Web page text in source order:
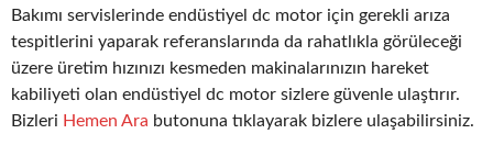
Bakımı servislerinde endüstiyel dc motor için gerekli arıza
tespitlerini yaparak referanslarında da rahatlıkla görüleceği
üzere üretim hızınızı kesmeden makinalarınızın hareket
kabiliyeti olan endüstiyel dc motor sizlere güvenle ulaştırır.
Bizleri Hemen Ara butonuna tıklayarak bizlere ulaşabilirsiniz.